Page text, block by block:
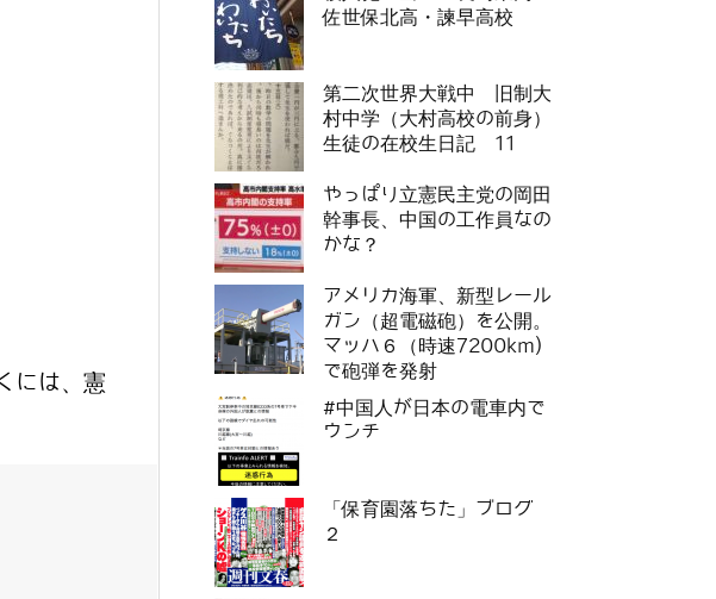
には、憲
佐世保北高・諫早高校
第二次世界大戦中 旧制大
村中学（大村高校の前身）
生徒の在校生日記 11
やっぱり立憲民主党の岡田
幹事長、中国の工作員なの
かな？
アメリカ海軍、新型レール
ガン（超電磁砲）を公開。
マッハ６（時速7200km)
で砲弾を発射
#中国人が日本の電車内で
ウンチ
「保育園落ちた」ブログ
２